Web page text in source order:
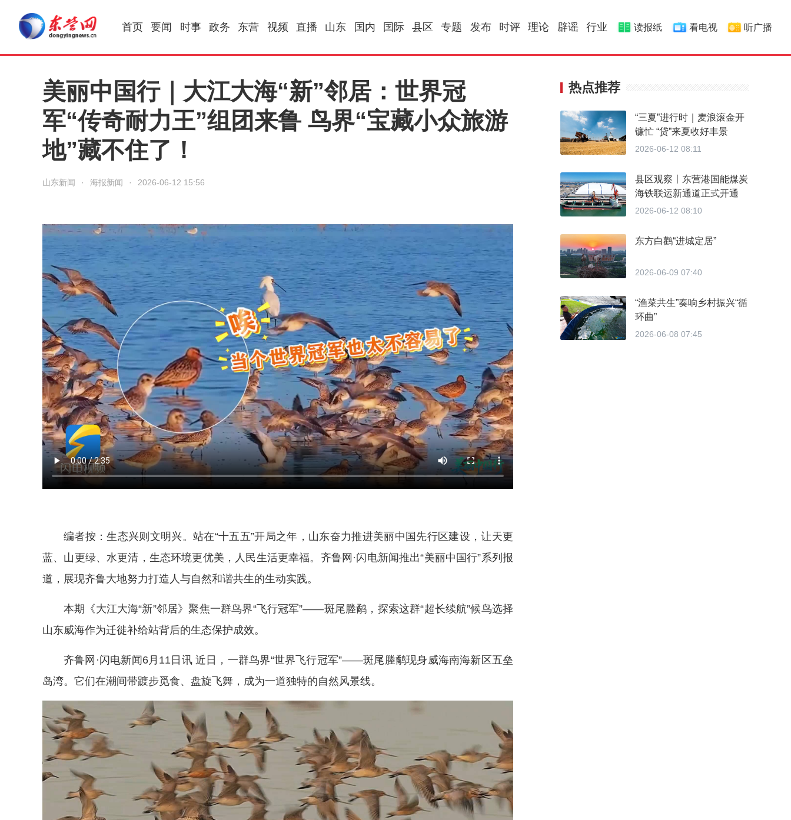
首页 要闻 时事 政务 东营 视频 直播 山东 国内 国际 县区 专题 发布 时评 理论 辟谣 行业 读报纸 看电视 听广播
美丽中国行｜大江大海“新”邻居：世界冠
军“传奇耐力王”组团来鲁 鸟界“宝藏小众旅游
地”藏不住了！
山东新闻 · 海报新闻 · 2026-06-12 15:56
编者按：生态兴则文明兴。站在“十五五”开局之年，山东奋力推进美丽中国先行区建设，让天更
蓝、山更绿、水更清，生态环境更优美，人民生活更幸福。齐鲁网·闪电新闻推出“美丽中国行”系列报
道，展现齐鲁大地努力打造人与自然和谐共生的生动实践。
本期《大江大海“新”邻居》聚焦一群鸟界“飞行冠军”——斑尾塍鹬，探索这群“超长续航”候鸟选择
山东威海作为迁徙补给站背后的生态保护成效。
齐鲁网·闪电新闻6月11日讯 近日，一群鸟界“世界飞行冠军”——斑尾塍鹬现身威海南海新区五垒
岛湾。它们在潮间带踱步觅食、盘旋飞舞，成为一道独特的自然风景线。
热点推荐
“三夏”进行时｜麦浪滚金开
镰忙 “贷”来夏收好丰景
2026-06-12 08:11
县区观察丨东营港国能煤炭
海铁联运新通道正式开通
2026-06-12 08:10
东方白鹳“进城定居”
2026-06-09 07:40
“渔菜共生”奏响乡村振兴“循
环曲”
2026-06-08 07:45